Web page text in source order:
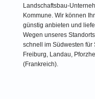
Landschaftsbau-
Kommune. Wir können
günstig anbieten und
Wegen unseres
schnell im Südwesten für
Freiburg, Landau,
(Frankreich).